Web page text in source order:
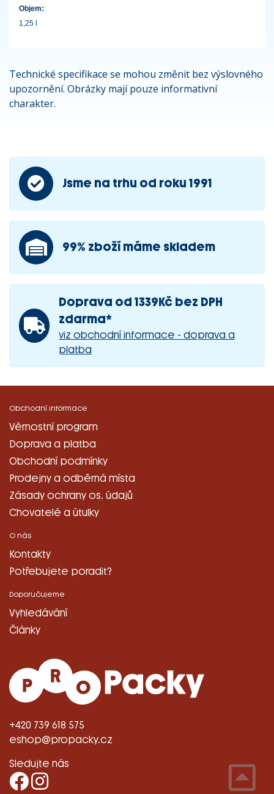
Objem:
1,25 l
Technické specifikace se mohou změnit bez výslovného
upozornění. Obrázky mají pouze informativní
charakter.
Jsme na trhu od roku 1991
99% zboží máme skladem
Doprava od 1339Kč bez DPH
zdarma*
viz obchodní informace - doprava a
platba
+420 739 618 575
eshop@propacky.cz
Sledujte nás
Obchodní informace
Věrnostní program
Doprava a platba
Obchodní podmínky
Prodejny a odběrná místa
Zásady ochrany os. údajů
Chovatelé a útulky
O nás
Kontakty
Potřebujete poradit?
Doporučujeme
Vyhledávání
Články